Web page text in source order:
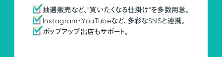
抽選販売など、"買いたくなる仕掛け"を多数用意。
Instagram・YouTubeなど、多彩なSNSと連携。
ポップアップ出店もサポート。